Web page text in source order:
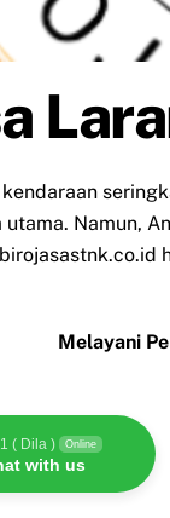
Namun,
Melayani
( Dila ) Online
with us